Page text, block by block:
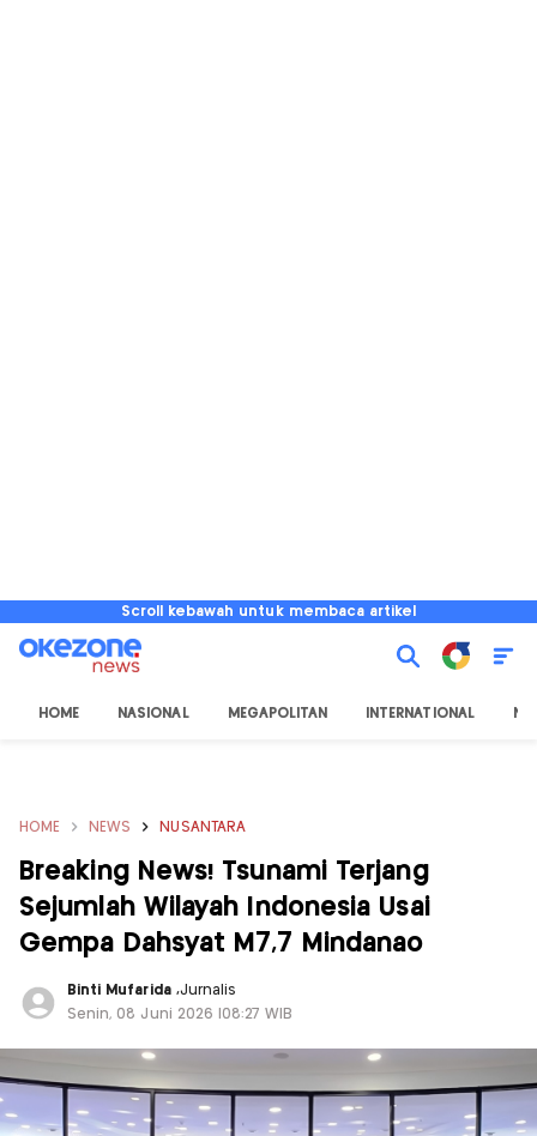
Scroll kebawah untuk membaca artikel
HOME NASIONAL MEGAPOLITAN INTERNATIONAL
HOME NEWS NUSANTARA
Breaking News! Tsunami Terjang
Sejumlah Wilayah Indonesia Usai
Gempa Dahsyat M7,7 Mindanao
Binti Mufarida ,Jurnalis
Senin, 08 Juni 2026 |08:27 WIB